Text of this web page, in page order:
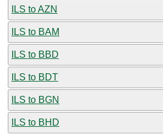
ILS to AZN
ILS to BAM
ILS to BBD
ILS to BDT
ILS to BGN
ILS to BHD